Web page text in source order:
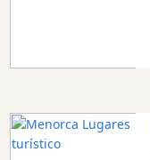
Cultura
Para